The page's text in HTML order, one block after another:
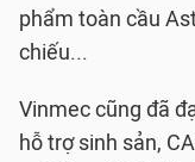
phẩm toàn cầu
chiếu...
Vinmec cũng đã
hỗ trợ sinh sản,